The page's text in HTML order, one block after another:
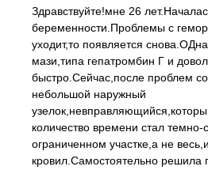
Здравствуйте!мне 26
беременности.Проблемы с
уходит,то появляется
мази,типа гепатромбин Г и
быстро.Сейчас,после проблем
небольшой наружный
количество времени стал
ограниченном участке,а не
кровил.Самостоятельно решила